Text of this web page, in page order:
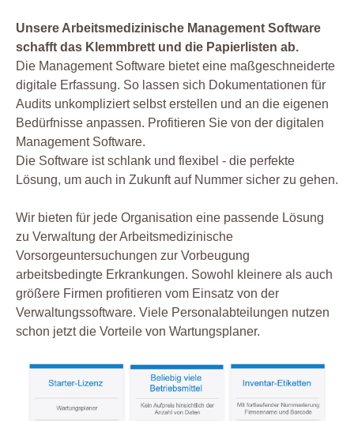
Unsere Arbeitsmedizinische Management Software
schafft das Klemmbrett und die Papierlisten ab.
Die Management Software bietet eine maßgeschneiderte
digitale Erfassung. So lassen sich Dokumentationen für
Audits unkompliziert selbst erstellen und an die eigenen
Bedürfnisse anpassen. Profitieren Sie von der digitalen
Management Software.
Die Software ist schlank und flexibel - die perfekte
Lösung, um auch in Zukunft auf Nummer sicher zu gehen.
Wir bieten für jede Organisation eine passende Lösung
zu Verwaltung der Arbeitsmedizinische
Vorsorgeuntersuchungen zur Vorbeugung
arbeitsbedingte Erkrankungen. Sowohl kleinere als auch
größere Firmen profitieren vom Einsatz von der
Verwaltungssoftware. Viele Personalabteilungen nutzen
schon jetzt die Vorteile von Wartungsplaner.